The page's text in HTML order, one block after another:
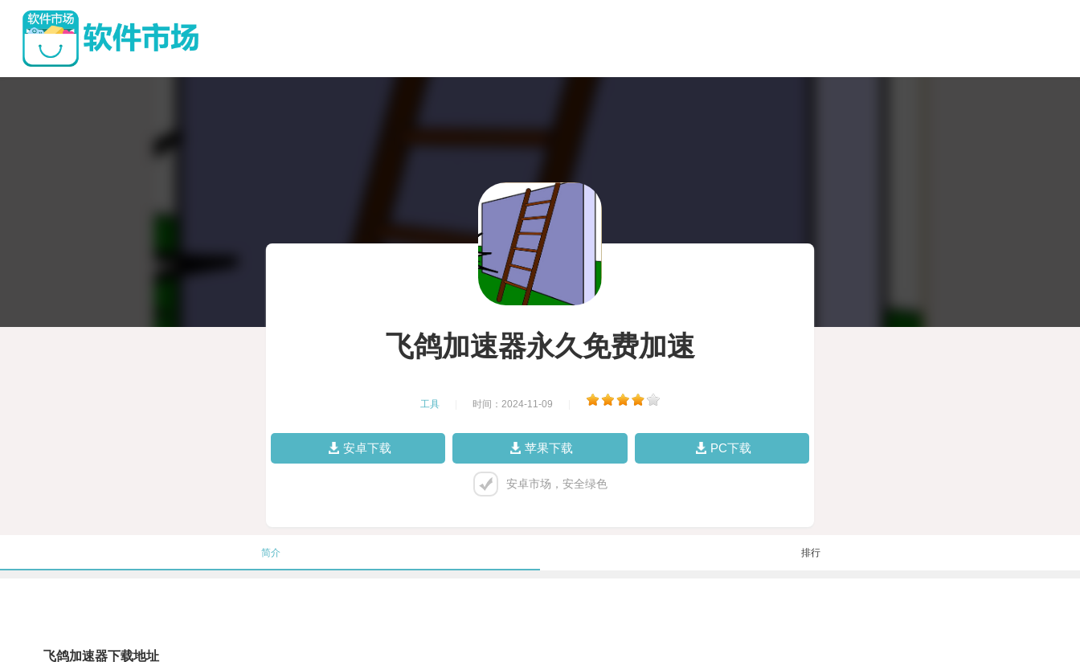
飞鸽加速器永久免费加速
工具 时间：2024-11-09
安卓下载 苹果下载 PC下载
安卓市场，安全绿色
简介 排行
飞鸽加速器下载地址